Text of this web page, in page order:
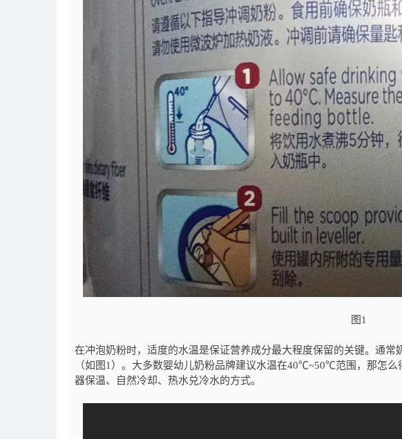
图1
在冲泡奶粉时，适度的水温是保证营养成分最大程度保留的关键。通
（如图1）。大多数婴幼儿奶粉品牌建议水温在40℃~50℃范围，那怎么
器保温、自然冷却、热水兑冷水的方式。